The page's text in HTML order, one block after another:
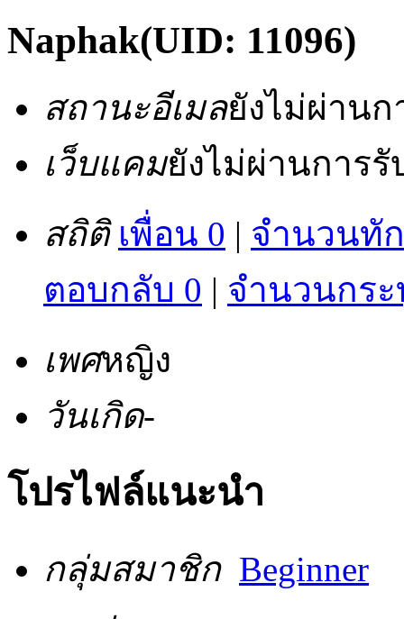
Naphak(UID: 11096)
สถานะอีเมลยังไม่ผ่านก
เว็บแคมยังไม่ผ่านการรั
สถิติ เพื่อน 0 | จำนวนทั
ตอบกลับ 0 | จำนวนกระ
เพศหญิง
วันเกิด-
โปรไฟล์แนะนำ
กลุ่มสมาชิก Beginner